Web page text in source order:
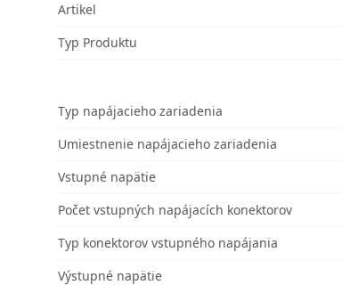
Artikel
Typ Produktu
Typ napájacieho zariadenia
Umiestnenie napájacieho zariadenia
Vstupné napätie
Počet vstupných napájacích konektorov
Typ konektorov vstupného napájania
Výstupné napätie